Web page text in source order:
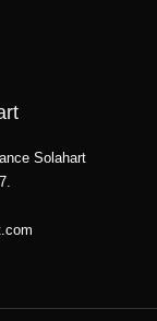
Solahart